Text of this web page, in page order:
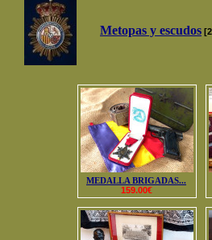
Metopas y escudos
MEDALLA BRIGADAS...
159.00€